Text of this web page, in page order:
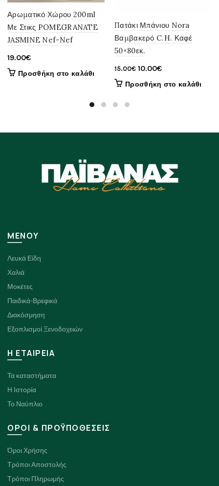
Αρωματικό Χώρου 200ml
Με Στικς POMEGRANATE
JASMINE Nef-Nef
19.00€
Προσθήκη στο καλάθι
Πατάκι Μπάνιου Nora
Βαμβακερό C.H. Καφέ
50×80εκ.
15.00€ Original
price
10.00€Η
τρέχουσα
Προσθήκη στο καλάθι
ΜΕΝΟΥ
Λευκά Είδη
Χαλιά
Μοκέτες
Παιδικά-Βρεφικά
Διακόσμηση
Εξοπλισμοί Ξενοδοχειών
H ΕΤΑΙΡΕΙΑ
Τα καταστήματα
Η Ιστορία
Το Ναύπλιο
ΟΡΟΙ & ΠΡΟΫΠΟΘΕΣΕΙΣ
Όροι Χρήσης
Τρόποι Αποστολής
Τρόποι Πληρωμής